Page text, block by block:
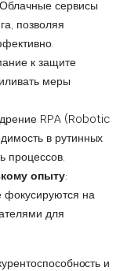
сервисы
позволяя
к защите
меры
RPA (Robotic
в рутинных
процессов.
опыту:
фокусируются на
для
и